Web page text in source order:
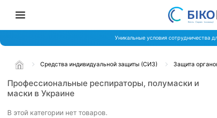
Уникальные условия сотрудничества
Средства индивидуальной защиты (СИЗ) Защита
Профессиональные респираторы, полумаски и
маски в Украине
В этой категории нет товаров.